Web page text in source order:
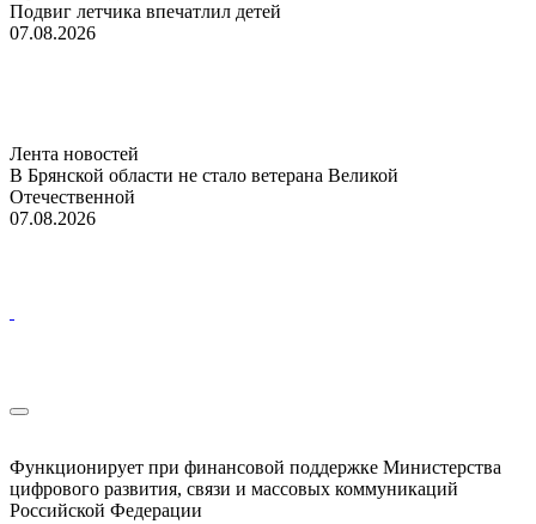
Подвиг летчика впечатлил детей
07.08.2026
Лента новостей
В Брянской области не стало ветерана Великой
Отечественной
07.08.2026
Функционирует при финансовой поддержке Министерства
цифрового развития, связи и массовых коммуникаций
Российской Федерации